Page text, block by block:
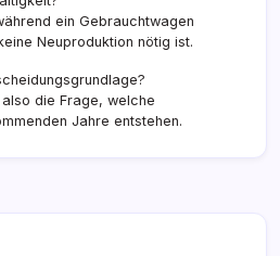
ein Gebrauchtwagen
Neuproduktion nötig ist.
die Frage, welche
Jahre entstehen.